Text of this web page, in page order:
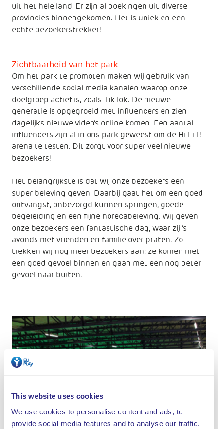
This website uses cookies
We use cookies to personalise content and ads, to
provide social media features and to analyse our traffic.
uit het hele land! Er zijn al boekingen uit diverse
provincies binnengekomen. Het is uniek en een
echte bezoekerstrekker!
Zichtbaarheid van het park
Om het park te promoten maken wij gebruik van
verschillende social media kanalen waarop onze
doelgroep actief is, zoals TikTok. De nieuwe
generatie is opgegroeid met influencers en zien
dagelijks nieuwe video’s online komen. Een aantal
influencers zijn al in ons park geweest om de HiT iT!
arena te testen. Dit zorgt voor super veel nieuwe
bezoekers!
Het belangrijkste is dat wij onze bezoekers een
super beleving geven. Daarbij gaat het om een goed
ontvangst, onbezorgd kunnen springen, goede
begeleiding en een fijne horecabeleving. Wij geven
onze bezoekers een fantastische dag, waar zij ’s
avonds met vrienden en familie over praten. Zo
trekken wij nog meer bezoekers aan; ze komen met
een goed gevoel binnen en gaan met een nog beter
gevoel naar buiten.